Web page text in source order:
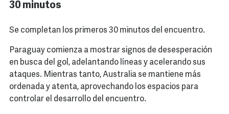
30 minutos
Se completan los primeros 30 minutos del encuentro.
Paraguay comienza a mostrar signos de desesperación
en busca del gol, adelantando líneas y acelerando sus
ataques. Mientras tanto, Australia se mantiene más
ordenada y atenta, aprovechando los espacios para
controlar el desarrollo del encuentro.